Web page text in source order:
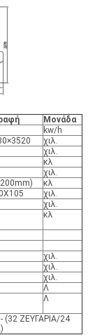
Μονάδα
kw/h
χιλ.
χιλ.
κλ
χιλ.
κλ
χιλ.
χιλ.
κλ
χιλ.
χιλ.
χιλ.
Λ
Λ
(32 ΖΕΥΓΑΡΙΑ/24